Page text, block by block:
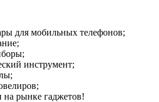
для мобильных телефонов;
инструмент;
на рынке гаджетов!